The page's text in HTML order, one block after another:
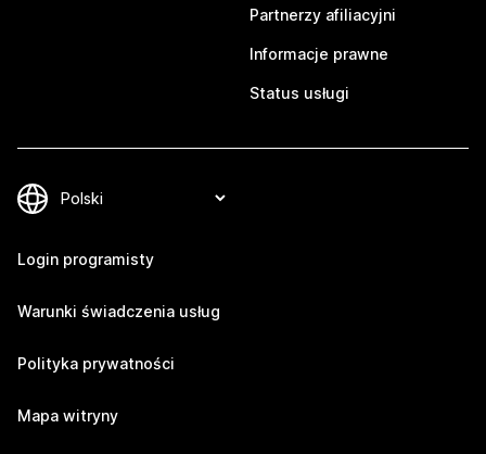
Partnerzy afiliacyjni
Informacje prawne
Status usługi
Login programisty
Warunki świadczenia usług
Polityka prywatności
Mapa witryny